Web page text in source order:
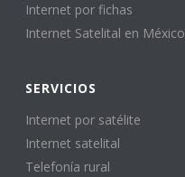
Internet por fichas
Internet Satelital en México
SERVICIOS
Internet por satélite
Internet satelital
Telefonía rural